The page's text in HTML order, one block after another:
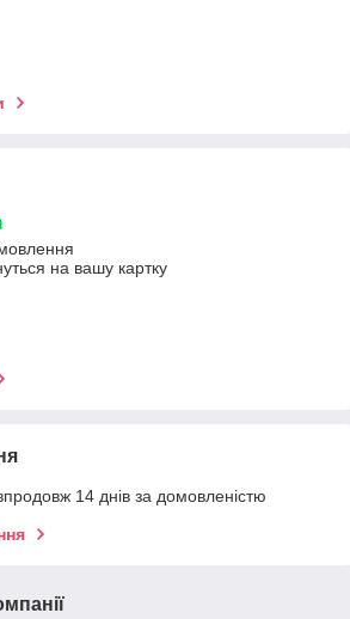
на вашу картку
14 днів за домовленістю